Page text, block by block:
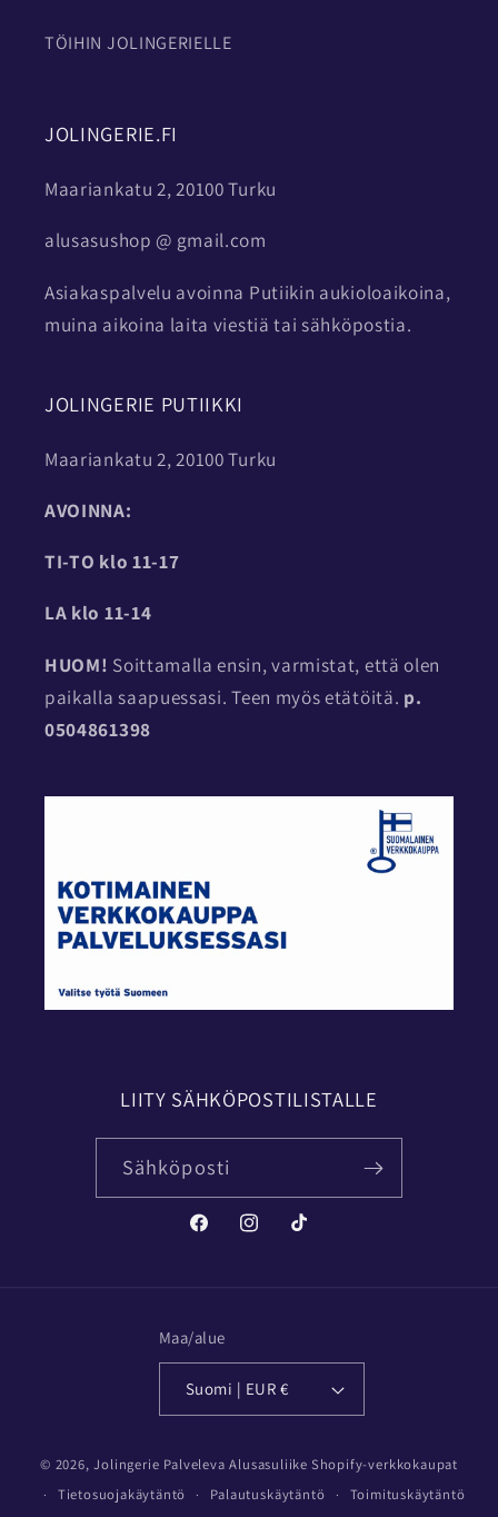
TÖIHIN JOLINGERIELLE
JOLINGERIE.FI
Maariankatu 2, 20100 Turku
alusasushop @ gmail.com
Asiakaspalvelu avoinna Putiikin aukioloaikoina,
muina aikoina laita viestiä tai sähköpostia.
JOLINGERIE PUTIIKKI
Maariankatu 2, 20100 Turku
AVOINNA:
TI-TO klo 11-17
LA klo 11-14
HUOM! Soittamalla ensin, varmistat, että olen
paikalla saapuessasi. Teen myös etätöitä. p.
0504861398
LIITY SÄHKÖPOSTILISTALLE
Sähköposti
FacebookInstagramTikTok
Maa/alue
Suomi | EUR €
© 2026,Jolingerie Palveleva Alusasuliike Shopify-verkkokaupat
Tietosuojakäytäntö
Palautuskäytäntö Toimituskäytäntö